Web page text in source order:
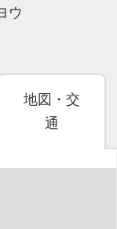
ウ
地図・交
通